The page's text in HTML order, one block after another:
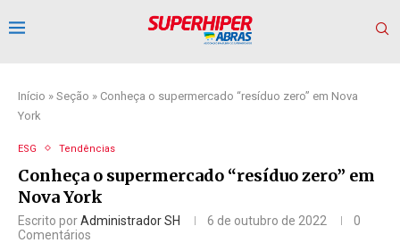
Início » Seção » Conheça o supermercado “resíduo zero” em Nova
York
ESG Tendências
Conheça o supermercado “resíduo zero” em
Nova York
Escrito porAdministrador SH 6 de outubro de 2022
0
Comentários